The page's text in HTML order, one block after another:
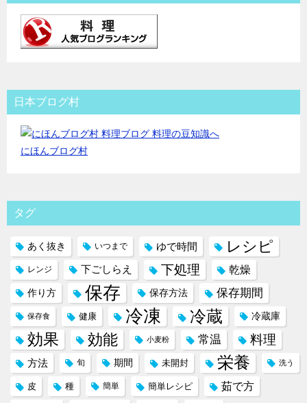
日本ブログ村
にほんブログ村
タグ
あく抜き いつまで ゆで時間 レシピ
レンジ 下ごしらえ 下処理 乾燥
作り方 保存 保存方法 保存期間
保存食 健康 冷凍 冷蔵 冷蔵庫
効果 効能 小麦粉 常温 料理
方法 旬 期間 未開封 栄養 洗う
皮 種 簡単 簡単レシピ 茹で方